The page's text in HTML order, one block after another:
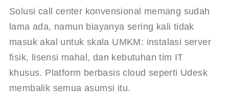
Solusi call center konvensional memang sudah
lama ada, namun biayanya sering kali tidak
masuk akal untuk skala UMKM: instalasi server
fisik, lisensi mahal, dan kebutuhan tim IT
khusus. Platform berbasis cloud seperti Udesk
membalik semua asumsi itu.